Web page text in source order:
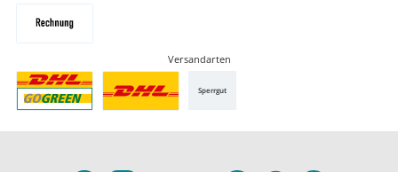
Versandarten
Sperrgut